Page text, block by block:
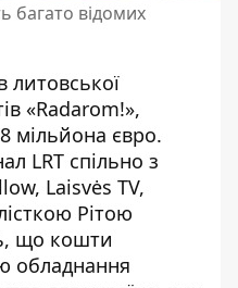
багато відомих
литовської
«Radarom!»,
мільйона євро.
LRT спільно з
Laisvės TV,
Рітою
що кошти
обладнання